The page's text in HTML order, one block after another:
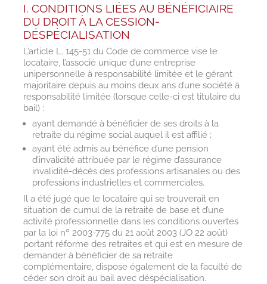
I. CONDITIONS LIÉES AU BÉNÉFICIAIRE
DU DROIT À LA CESSION-
DÉSPÉCIALISATION
L’article L. 145-51 du Code de commerce vise le
locataire, l’associé unique d’une entreprise
unipersonnelle à responsabilité limitée et le gérant
majoritaire depuis au moins deux ans d’une société à
responsabilité limitée (lorsque celle-ci est titulaire du
bail) :
ayant demandé à bénéficier de ses droits à la
retraite du régime social auquel il est affilié ;
ayant été admis au bénéfice d’une pension
d’invalidité attribuée par le régime d’assurance
invalidité-décès des professions artisanales ou des
professions industrielles et commerciales.
Il a été jugé que le locataire qui se trouverait en
situation de cumul de la retraite de base et d’une
activité professionnelle dans les conditions ouvertes
par la loi nº 2003-775 du 21 août 2003 (JO 22 août)
portant réforme des retraites et qui est en mesure de
demander à bénéficier de sa retraite
complémentaire, dispose également de la faculté de
céder son droit au bail avec déspécialisation.